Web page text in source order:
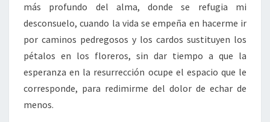
más profundo del alma, donde se refugia mi
desconsuelo, cuando la vida se empeña en hacerme ir
por caminos pedregosos y los cardos sustituyen los
pétalos en los floreros, sin dar tiempo a que la
esperanza en la resurrección ocupe el espacio que le
corresponde, para redimirme del dolor de echar de
menos.